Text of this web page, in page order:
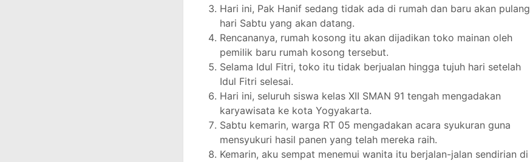
Hari ini, Pak Hanif sedang tidak ada di rumah dan baru akan pulang
hari Sabtu yang akan datang.
Rencananya, rumah kosong itu akan dijadikan toko mainan oleh
pemilik baru rumah kosong tersebut.
Selama Idul Fitri, toko itu tidak berjualan hingga tujuh hari setelah
Idul Fitri selesai.
Hari ini, seluruh siswa kelas XII SMAN 91 tengah mengadakan
karyawisata ke kota Yogyakarta.
Sabtu kemarin, warga RT 05 mengadakan acara syukuran guna
mensyukuri hasil panen yang telah mereka raih.
Kemarin, aku sempat menemui wanita itu berjalan-jalan sendirian di